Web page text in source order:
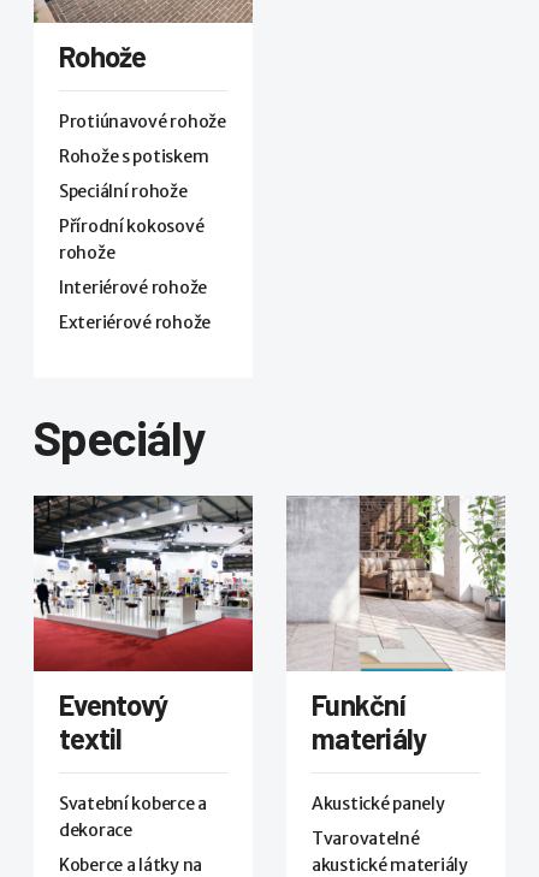
Rohože
Protiúnavové rohože
Rohože s potiskem
Speciální rohože
Přírodní kokosové
rohože
Interiérové rohože
Exteriérové rohože
Speciály
Eventový
textil
Svatební koberce a
dekorace
Koberce a látky na
Funkční
materiály
Akustické panely
Tvarovatelné
akustické materiály